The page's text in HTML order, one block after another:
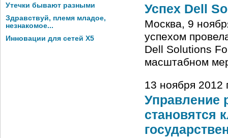
Утечки бывают разными
Здравствуй, племя младое,
незнакомое...
Инновации для сетей X5
Успех Dell
Москва, 9
успехом
Dell Solutions
масштабном
13 ноября 2012
Управление
становятся